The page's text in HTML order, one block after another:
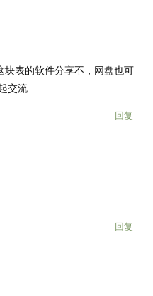
块表的软件分享不，网盘也可
交流
回复
回复